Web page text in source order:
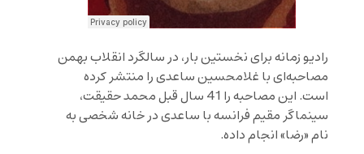
رادیو زمانه برای نخستین بار، در سالگرد انقلاب بهمن
مصاحبه‌ای با غلامحسین ساعدی را منتشر کرده
است. این مصاحبه را 41 سال قبل محمد حقیقت،
سینماگر مقیم فرانسه با ساعدی در خانه شخصی به
نام «رضا» انجام داده.